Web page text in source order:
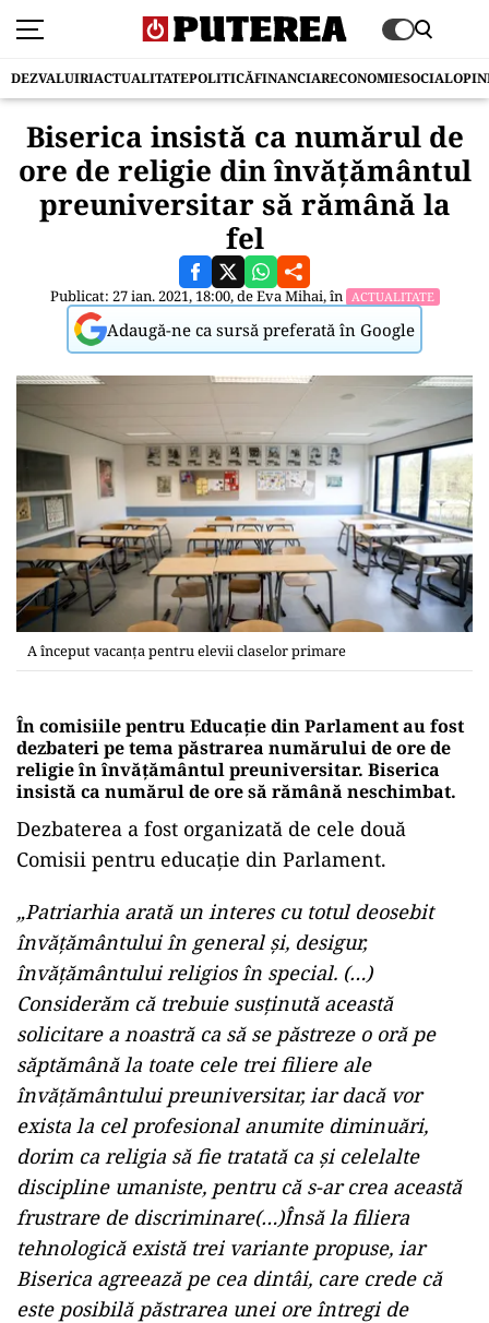
DEZVALUIRIACTUALITATEPOLITICĂFINANCIARECONOMIESOCIAL
Biserica insistă ca numărul de
ore de religie din învăţământul
preuniversitar să rămână la
fel
Publicat: 27 ian. 2021, 18:00, deEva Mihai, în ACTUALITATE
Adaugă-ne ca sursă preferată în Google
A început vacanța pentru elevii claselor primare
În comisiile pentru Educație din Parlament au fost
dezbateri pe tema păstrarea numărului de ore de
religie în învăţământul preuniversitar. Biserica
insistă ca numărul de ore să rămână neschimbat.
Dezbaterea a fost organizată de cele două
Comisii pentru educaţie din Parlament.
„Patriarhia arată un interes cu totul deosebit
învăţământului în general şi, desigur,
învăţământului religios în special. (…)
Considerăm că trebuie susţinută această
solicitare a noastră ca să se păstreze o oră pe
săptămână la toate cele trei filiere ale
învăţământului preuniversitar, iar dacă vor
exista la cel profesional anumite diminuări,
dorim ca religia să fie tratată ca şi celelalte
discipline umaniste, pentru că s-ar crea această
frustrare de discriminare(…)Însă la filiera
tehnologică există trei variante propuse, iar
Biserica agreează pe cea dintâi, care crede că
este posibilă păstrarea unei ore întregi de